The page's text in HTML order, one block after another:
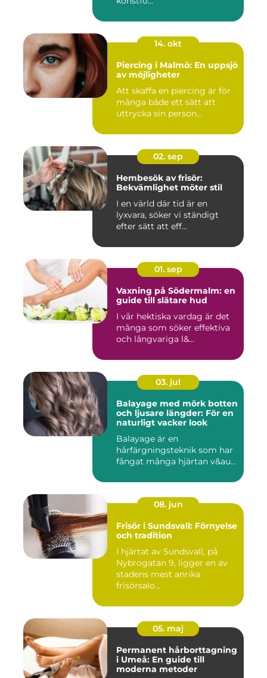
14. okt
Piercing i Malmö: En uppsjö
av möjligheter
Att skaffa en piercing är för
många både ett sätt att
uttrycka sin person...
02. sep
Hembesök av frisör:
Bekvämlighet möter stil
I en värld där tid är en
lyxvara, söker vi ständigt
efter sätt att eff...
01. sep
Vaxning på Södermalm: en
guide till slätare hud
I vår hektiska vardag är det
många som söker effektiva
och långvariga l&...
03. jul
Balayage med mörk botten
och ljusare längder: För en
naturligt vacker look
Balayage är en
hårfärgningsteknik som har
fångat många hjärtan v&au...
08. jun
Frisör i Sundsvall: Förnyelse
och tradition
I hjärtat av Sundsvall, på
Nybrogatan 9, ligger en av
stadens mest anrika
frisörsalo...
05. maj
Permanent hårborttagning
i Umeå: En guide till
moderna metoder